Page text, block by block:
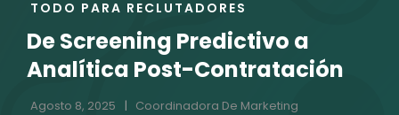
TODO PARA RECLUTADORES
De Screening Predictivo a
Analítica Post-Contratación
Agosto 8, 2025 Coordinadora De Marketing